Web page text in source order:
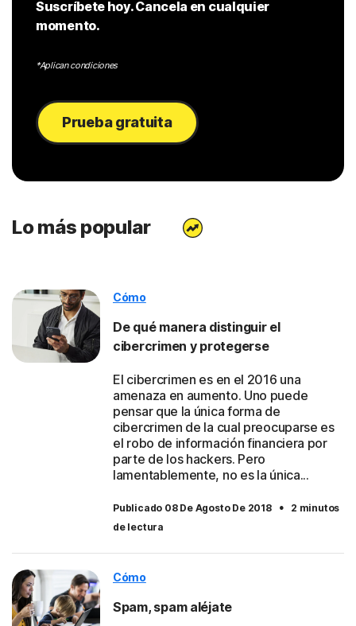
Suscríbete hoy. Cancela en cualquier
momento.
*Aplican condiciones
Prueba gratuita
Lo más popular
Cómo
De qué manera distinguir el
cibercrimen y protegerse
El cibercrimen es en el 2016 una
amenaza en aumento. Uno puede
pensar que la única forma de
cibercrimen de la cual preocuparse es
el robo de información financiera por
parte de los hackers. Pero
lamentablemente, no es la única...
Publicado 08 De Agosto De 2018 ·
2 minutos
de lectura
Cómo
Spam, spam aléjate